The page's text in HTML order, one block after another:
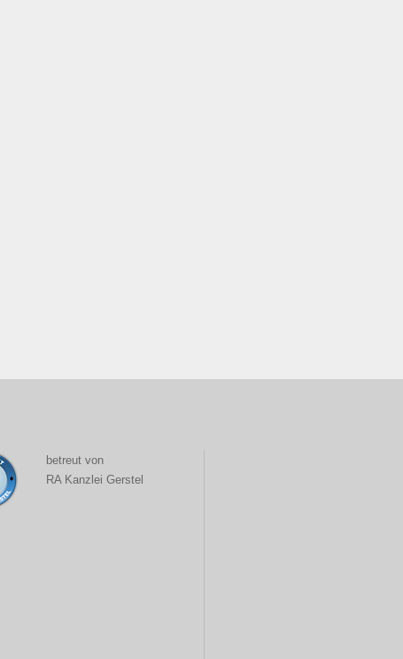
betreut von
RA Kanzlei Gerstel